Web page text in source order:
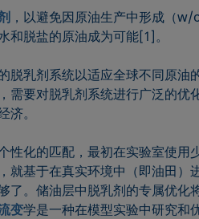
，以避免因原油生产中形成（
和脱盐的原油成为可能[1]。
脱乳剂系统以适应全球不同原油
需要对脱乳剂系统进行广泛的优
济。
性化的匹配，最初在实验室使用
就基于在真实环境中（即油田）
了。储油层中脱乳剂的专属优化
变学是一种在模型实验中研究和